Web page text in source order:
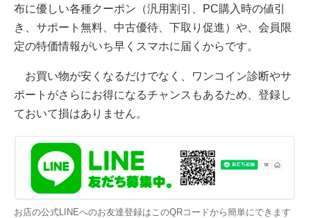
布に優しい各種クーポン（汎用割引、PC購入時の値引
き、サポート無料、中古優待、下取り促進）や、会員限
定の特価情報がいち早くスマホに届くからです。
お買い物が安くなるだけでなく、ワンコイン診断やサ
ポートがさらにお得になるチャンスもあるため、登録し
ておいて損はありません。
お店の公式LINEへのお友達登録はこのQRコードから簡単にできます